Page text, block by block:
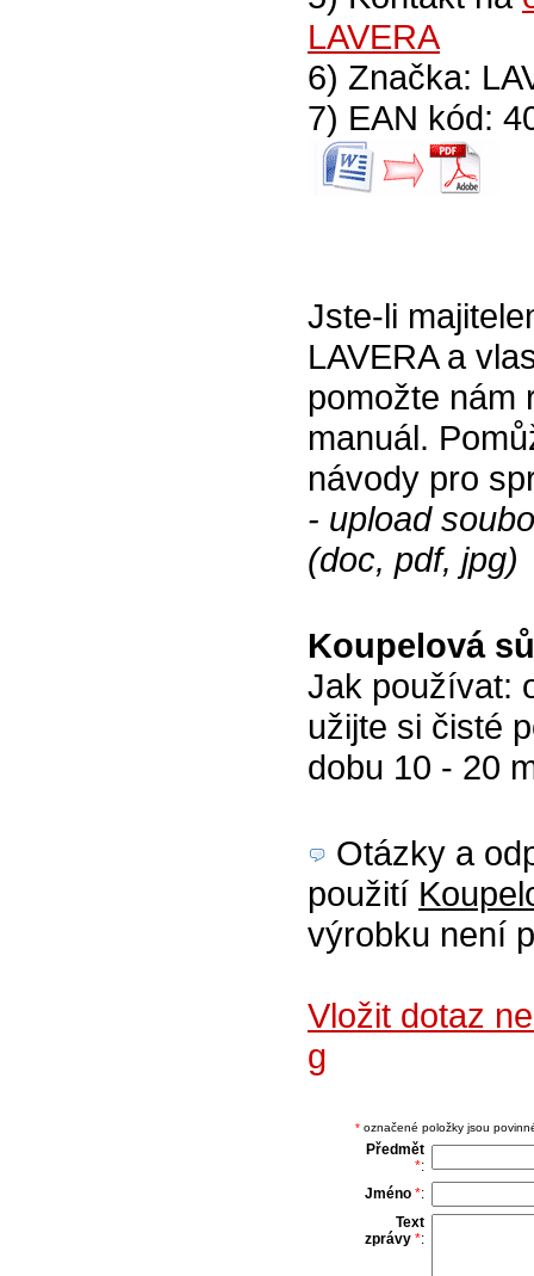
LAVERA
6) Značka:
7) EAN kód:
Jste-li
LAVERA a
pomožte nám
manuál.
návody pro
- upload
(doc, pdf, jpg)
Koupelová
Jak používat:
užijte si čisté
dobu 10 - 20
Otázky a
použití
výrobku není
Vložit dotaz
g
*označené položky jsou
Předmět
*:
Jméno *:
Text
zprávy *: